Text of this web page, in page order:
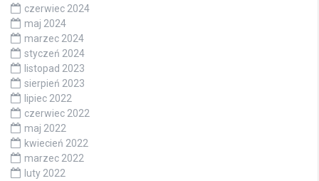
czerwiec 2024
maj 2024
marzec 2024
styczeń 2024
listopad 2023
sierpień 2023
lipiec 2022
czerwiec 2022
maj 2022
kwiecień 2022
marzec 2022
luty 2022